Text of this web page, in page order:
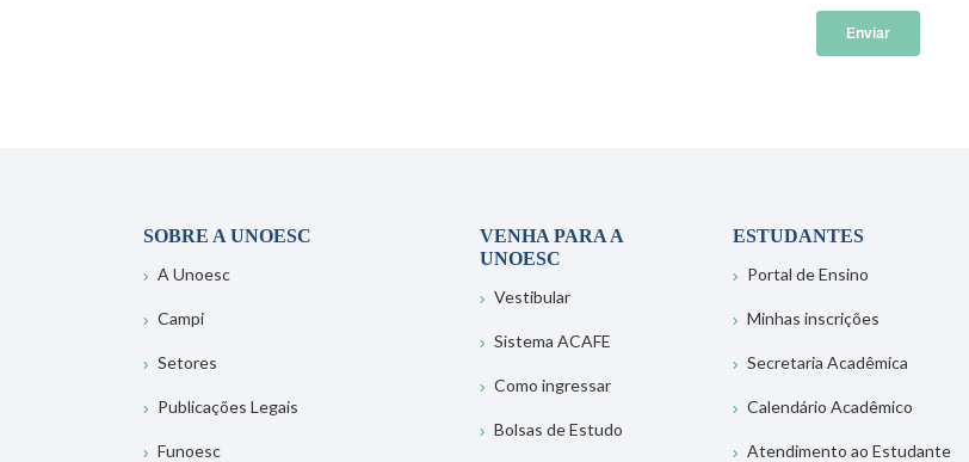
SOBRE A UNOESC
A Unoesc
Campi
Setores
Publicações Legais
Funoesc
VENHA PARA A
UNOESC
Vestibular
Sistema ACAFE
Como ingressar
Bolsas de Estudo
ESTUDANTES
Portal de Ensino
Minhas inscrições
Secretaria Acadêmica
Calendário Acadêmico
Atendimento ao Estudante